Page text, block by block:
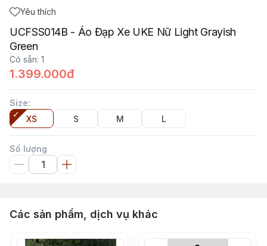
Yêu thích
UCFSS014B - Áo Đạp Xe UKE Nữ Light Grayish
Green
Có sẵn: 1
1.399.000đ
Size:
XS
S M L
Số lượng
Các sản phẩm, dịch vụ khác